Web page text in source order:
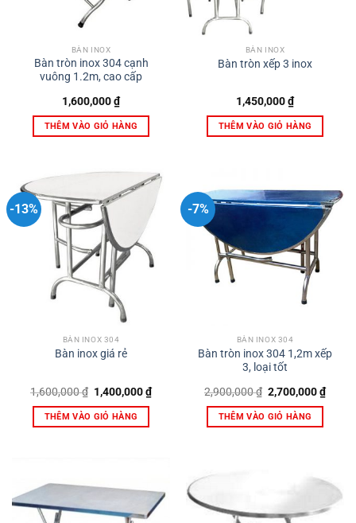
BÀN INOX
Bàn tròn inox 304 cạnh
vuông 1.2m, cao cấp
1,600,000₫
THÊM VÀO GIỎ HÀNG
BÀN INOX
Bàn tròn xếp 3 inox
1,450,000₫
THÊM VÀO GIỎ HÀNG
-13%
BÀN INOX 304
Bàn inox giá rẻ
1,600,000₫ Giá
gốc
là:
1,600,000 ₫.
1,400,000₫Giá
hiện
THÊM VÀO GIỎ HÀNG
-7%
BÀN INOX 304
Bàn tròn inox 304 1,2m xếp
3, loại tốt
2,900,000₫ Giá
gốc
là:
2,900,000 ₫.
2,700,000₫Giá
hiện
THÊM VÀO GIỎ HÀNG